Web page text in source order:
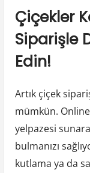
Çiçekler
Siparişle
Edin!
Artık çiçek
mümkün.
yelpazesi
bulmanızı
kutlama ya da